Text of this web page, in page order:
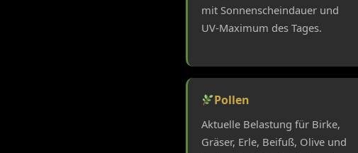
mit Sonnenscheindauer und
UV-Maximum des Tages.
Pollen
Aktuelle Belastung für Birke,
Gräser, Erle, Beifuß, Olive und